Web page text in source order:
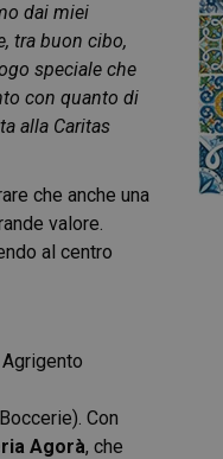
dai miei
tra buon cibo,
speciale che
con quanto di
alla Caritas
che anche una
valore.
al centro
Con
Agorà, che